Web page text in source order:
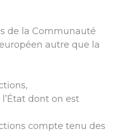
de la Communauté
autre que la
dont on est
compte tenu des